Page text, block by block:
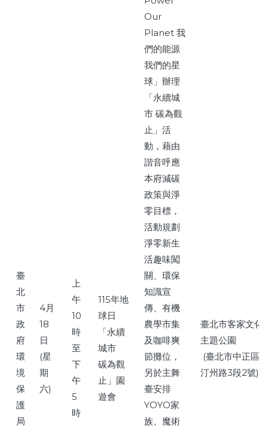
臺
北
市
政
府
環
境
保
護
局
4月
18
日
(星
期
六)
上
午
10
時
至
下
午
5
時
115年地
球日
「永續
城市
碳為觀
止」園
遊會
Our
Planet 我
們的能源
我們的星
球」辦理
「永續城
市 碳為觀
止」活
動，藉由
諧音呼應
本府減碳
政策與淨
零目標，
活動規劃
淨零新生
活趣味闖
關、環保
知識宣
傳、有機
農學市集
及咖啡爽
節攤位，
另於主舞
臺安排
YOYO家
族、魔術
臺北市客家文化
主題公園
(臺北市中正區
汀州路3段2號)